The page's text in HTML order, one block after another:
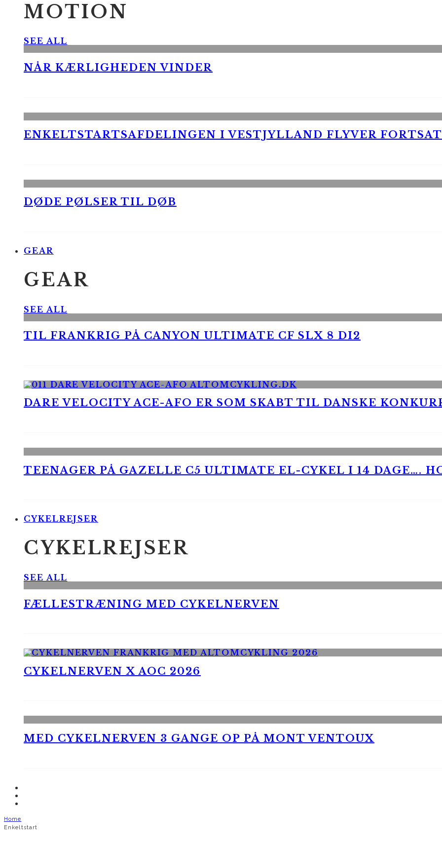
MOTION
SEE ALL
NÅR KÆRLIGHEDEN VINDER
ENKELTSTARTSAFDELINGEN I VESTJYLLAND FLYVER
DØDE PØLSER TIL DØB
GEAR
GEAR
SEE ALL
TIL FRANKRIG PÅ CANYON ULTIMATE CF SLX 8 DI2
DARE VELOCITY ACE-AFO ER SOM SKABT TIL DANSKE
TEENAGER PÅ GAZELLE C5 ULTIMATE EL-CYKEL I 14 DAGE….
CYKELREJSER
CYKELREJSER
SEE ALL
FÆLLESTRÆNING MED CYKELNERVEN
CYKELNERVEN X AOC 2026
MED CYKELNERVEN 3 GANGE OP PÅ MONT VENTOUX
Home
Enkeltstart